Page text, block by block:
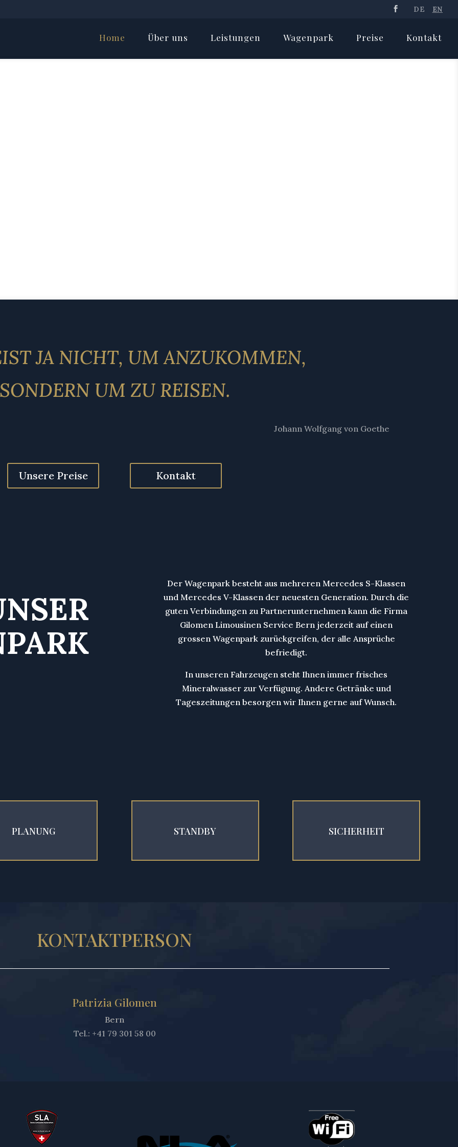
DE EN
Home Über uns Leistungen Wagenpark Preise Kontakt
JA NICHT, UM ANZUKOMMEN,
UM ZU REISEN.
Johann Wolfgang von Goethe
Unsere Preise Kontakt
Der Wagenpark besteht aus mehreren Mercedes S-Klassen
und Mercedes V-Klassen der neuesten Generation. Durch die
guten Verbindungen zu Partnerunternehmen kann die Firma
Gilomen Limousinen Service Bern jederzeit auf einen
grossen Wagenpark zurückgreifen, der alle Ansprüche
befriedigt.
In unseren Fahrzeugen steht Ihnen immer frisches
Mineralwasser zur Verfügung. Andere Getränke und
Tageszeitungen besorgen wir Ihnen gerne auf Wunsch.
PLANUNG STANDBY SICHERHEIT
KONTAKTPERSON
Patrizia Gilomen
Bern
Tel.: +41 79 301 58 00